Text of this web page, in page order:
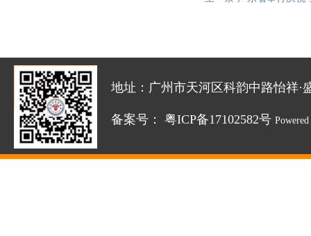
地址：广州市天河区科韵中路怡祥·
备案号： 粤ICP备17102582号